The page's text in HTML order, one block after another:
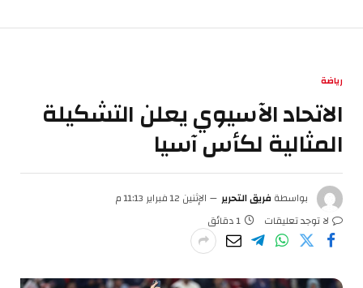
رياضة
الاتحاد الآسيوي يعلن التشكيلة
المثالية لكأس آسيا
بواسطةفريق التحرير
الإثنين 12 فبراير 11:13 م
لا توجد تعليقات
1 دقائق